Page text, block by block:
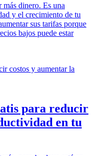
más dinero. Es una
y el crecimiento de tu
sus tarifas porque
bajos puede estar
para reducir
en tu